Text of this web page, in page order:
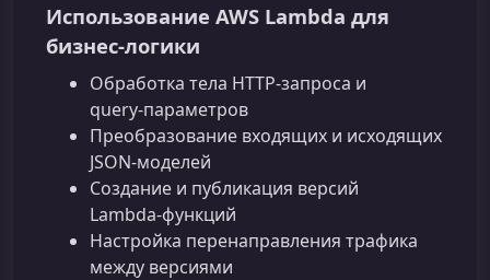
Использование AWS Lambda для
бизнес‑логики
Обработка тела HTTP‑запроса и
query‑параметров
Преобразование входящих и исходящих
JSON‑моделей
Создание и публикация версий
Lambda‑функций
Настройка перенаправления трафика
между версиями